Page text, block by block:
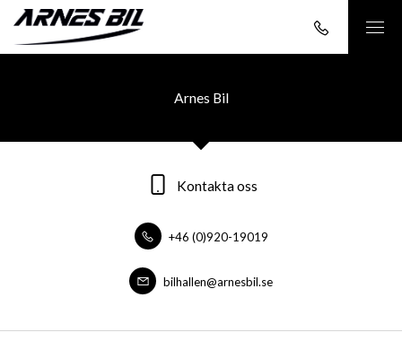
Arnes Bil
Kontakta oss
+46 (0)920-19019
bilhallen@arnesbil.se